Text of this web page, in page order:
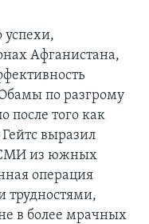
успехи,
Афганистана,
по разгрому
после того как
выразил
СМИ из южных
операция
трудностями,
в более мрачных